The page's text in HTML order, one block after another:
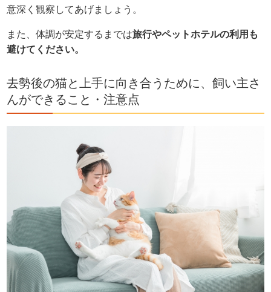
意深く観察してあげましょう。
また、体調が安定するまでは旅行やペットホテルの利用も
避けてください。
去勢後の猫と上手に向き合うために、飼い主さ
んができること・注意点